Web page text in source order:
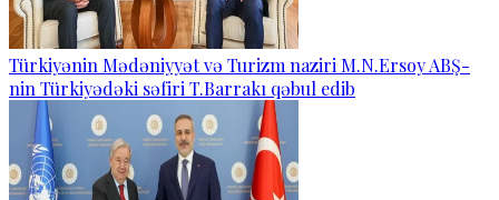
Türkiyənin Mədəniyyət və Turizm naziri M.N.Ersoy ABŞ-
nin Türkiyədəki səfiri T.Barrakı qəbul edib